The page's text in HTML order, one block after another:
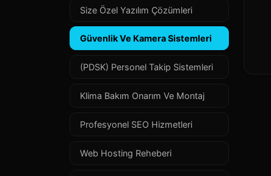
Size Özel Yazılım Çözümleri
Güvenlik Ve Kamera Sistemleri
(PDSK) Personel Takip Sistemleri
Klima Bakım Onarım Ve Montaj
Profesyonel SEO Hizmetleri
Web Hosting Reheberi